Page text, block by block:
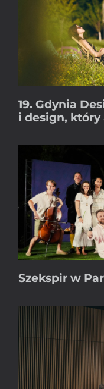
19. Gdynia
i design, który
Szekspir w